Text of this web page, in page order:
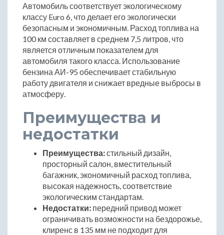
Автомобиль соответствует экологическому
классу Euro 6, что делает его экологически
безопасным и экономичным. Расход топлива на
100 км составляет в среднем 7,5 литров, что
является отличным показателем для
автомобиля такого класса. Использование
бензина АИ-95 обеспечивает стабильную
работу двигателя и снижает вредные выбросы в
атмосферу.
Преимущества и
недостатки
Преимущества:стильный дизайн,
просторный салон, вместительный
багажник, экономичный расход топлива,
высокая надежность, соответствие
экологическим стандартам.
Недостатки: передний привод может
ограничивать возможности на бездорожье,
клиренс в 135 мм не подходит для